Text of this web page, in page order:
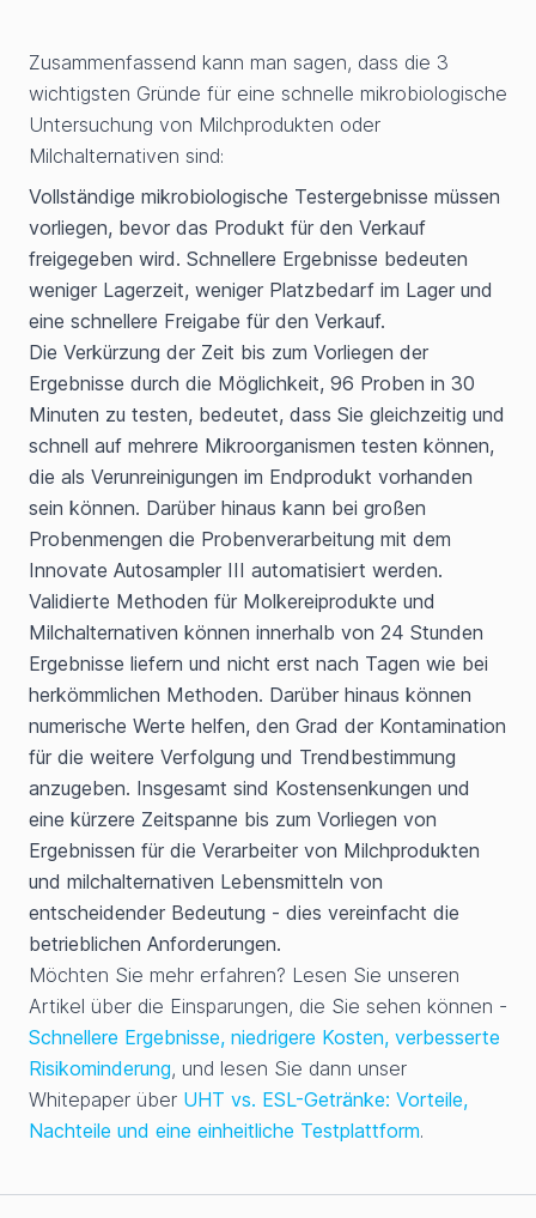
Zusammenfassend kann man sagen, dass die 3
wichtigsten Gründe für eine schnelle mikrobiologische
Untersuchung von Milchprodukten oder
Milchalternativen sind:
Vollständige mikrobiologische Testergebnisse müssen
vorliegen, bevor das Produkt für den Verkauf
freigegeben wird. Schnellere Ergebnisse bedeuten
weniger Lagerzeit, weniger Platzbedarf im Lager und
eine schnellere Freigabe für den Verkauf.
Die Verkürzung der Zeit bis zum Vorliegen der
Ergebnisse durch die Möglichkeit, 96 Proben in 30
Minuten zu testen, bedeutet, dass Sie gleichzeitig und
schnell auf mehrere Mikroorganismen testen können,
die als Verunreinigungen im Endprodukt vorhanden
sein können. Darüber hinaus kann bei großen
Probenmengen die Probenverarbeitung mit dem
Innovate Autosampler III automatisiert werden.
Validierte Methoden für Molkereiprodukte und
Milchalternativen können innerhalb von 24 Stunden
Ergebnisse liefern und nicht erst nach Tagen wie bei
herkömmlichen Methoden. Darüber hinaus können
numerische Werte helfen, den Grad der Kontamination
für die weitere Verfolgung und Trendbestimmung
anzugeben. Insgesamt sind Kostensenkungen und
eine kürzere Zeitspanne bis zum Vorliegen von
Ergebnissen für die Verarbeiter von Milchprodukten
und milchalternativen Lebensmitteln von
entscheidender Bedeutung - dies vereinfacht die
betrieblichen Anforderungen.
Möchten Sie mehr erfahren? Lesen Sie unseren
Artikel über die Einsparungen, die Sie sehen können -
Schnellere Ergebnisse, niedrigere Kosten, verbesserte
Risikominderung, und lesen Sie dann unser
Whitepaper über UHT vs. ESL-Getränke: Vorteile,
Nachteile und eine einheitliche Testplattform.